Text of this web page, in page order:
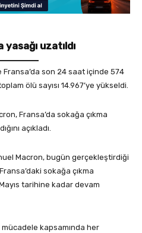
yasağı uzatıldı
Fransa’da son 24 saat içinde 574
ölü sayısı 14.967’ye yükseldi.
Fransa’da sokağa çıkma
açıkladı.
Macron, bugün gerçekleştirdiği
sokağa çıkma
tarihine kadar devam
mücadele kapsamında her